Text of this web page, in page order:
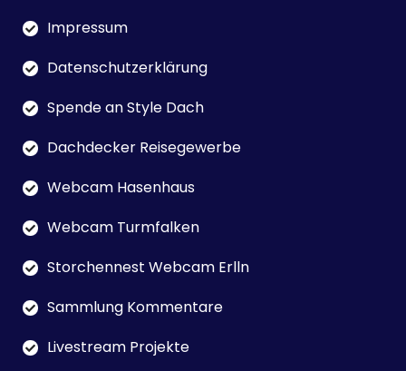
Impressum
Datenschutzerklärung
Spende an Style Dach
Dachdecker Reisegewerbe
Webcam Hasenhaus
Webcam Turmfalken
Storchennest Webcam Erlln
Sammlung Kommentare
Livestream Projekte